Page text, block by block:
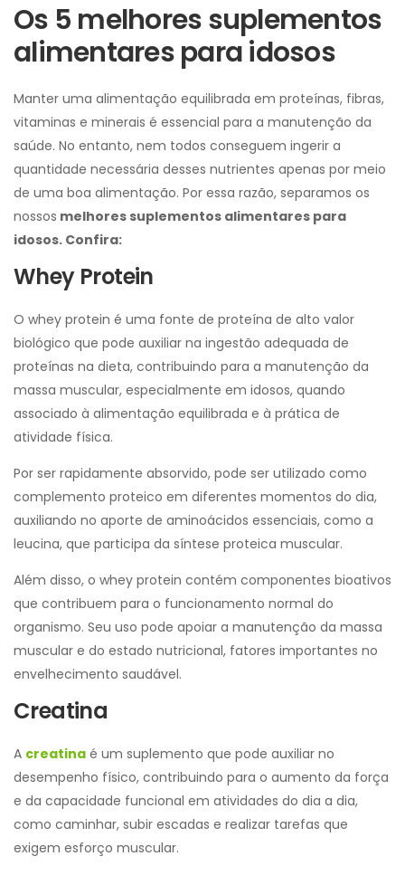
Os 5 melhores suplementos
alimentares para idosos
Manter uma alimentação equilibrada em proteínas, fibras,
vitaminas e minerais é essencial para a manutenção da
saúde. No entanto, nem todos conseguem ingerir a
quantidade necessária desses nutrientes apenas por meio
de uma boa alimentação. Por essa razão, separamos os
nossos melhores suplementos alimentares para
idosos. Confira:
Whey Protein
O whey protein é uma fonte de proteína de alto valor
biológico que pode auxiliar na ingestão adequada de
proteínas na dieta, contribuindo para a manutenção da
massa muscular, especialmente em idosos, quando
associado à alimentação equilibrada e à prática de
atividade física.
Por ser rapidamente absorvido, pode ser utilizado como
complemento proteico em diferentes momentos do dia,
auxiliando no aporte de aminoácidos essenciais, como a
leucina, que participa da síntese proteica muscular.
Além disso, o whey protein contém componentes bioativos
que contribuem para o funcionamento normal do
organismo. Seu uso pode apoiar a manutenção da massa
muscular e do estado nutricional, fatores importantes no
envelhecimento saudável.
Creatina
A creatina é um suplemento que pode auxiliar no
desempenho físico, contribuindo para o aumento da força
e da capacidade funcional em atividades do dia a dia,
como caminhar, subir escadas e realizar tarefas que
exigem esforço muscular.